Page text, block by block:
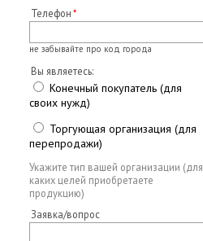
Телефон
не забывайте про код города
Вы являетесь:
Конечный покупатель (для
своих нужд)
Торгующая организация (для
перепродажи)
Укажите тип вашей организации (для
каких целей приобретаете
продукцию)
Заявка/вопрос